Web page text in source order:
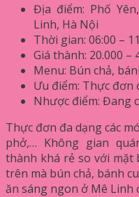
Địa điểm: Phố
Linh, Hà Nội
Thời gian: 06:00 –
Giá thành: 20.000 –
Menu: Bún chả,
Ưu điểm: Thực đơn
Nhược điểm: Đang
Thực đơn đa dạng các
phở,… Không gian
thành khá rẻ so với mặt
trên mà bún chả, bánh
ăn sáng ngon ở Mê